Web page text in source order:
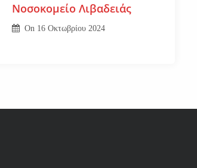
Νοσοκομείο Λιβαδειάς
On 16 Οκτωβρίου 2024